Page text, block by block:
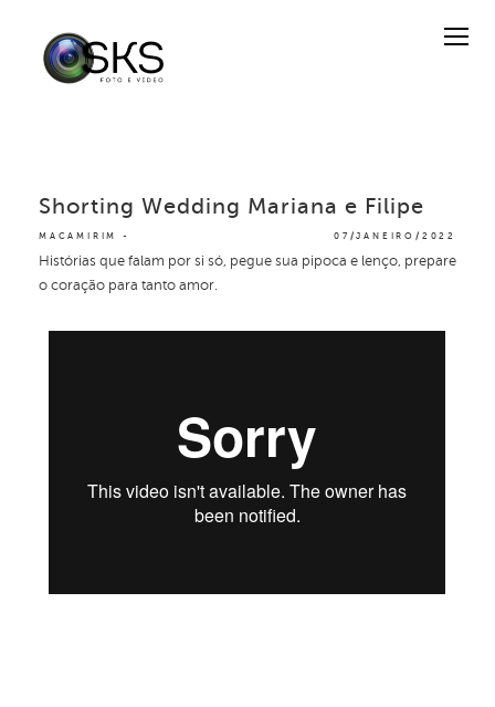
MACAMIRIM 07/JANEIRO/2022
Shorting Wedding Mariana e Filipe
Histórias que falam por si só, pegue sua pipoca e lenço, prepare
o coração para tanto amor.